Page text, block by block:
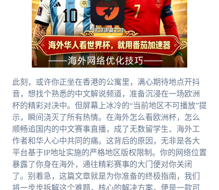
此刻，或许你正坐在香港的公寓里，满心期待地点开抖
音，想找个熟悉的中文解说频道，准备沉浸在一场欧洲
杯的精彩对决中。但屏幕上冰冷的“当前地区不可播放”提
示，瞬间浇灭了所有热情。在海外怎么看欧洲杯，怎么
顺畅追国内的中文赛事直播，成了无数留学生、海外工
作者和华人心中共同的痛。这背后的原因，无非是各大
平台基于IP地址实施的严格地区版权限制。你的网络位置
暴露了你身在海外，通往精彩赛事的大门便对你关闭
了。别着急，这篇文章就是为你准备的终极指南，我们
将一步步拆解这个难题，核心的解决方案，便是一款可